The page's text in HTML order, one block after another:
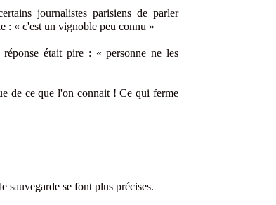
journalistes parisiens de parler
: « c'est un vignoble peu connu »
était pire : « personne ne les
de ce que l'on connait ! Ce qui ferme
sauvegarde se font plus précises.